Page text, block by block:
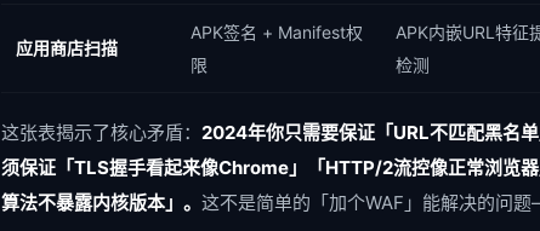
应用商店扫描
APK签名 + Manifest权
限
APK内嵌URL特征
检测
这张表揭示了核心矛盾： 2024年你只需要保证「URL不匹配黑名
须保证「TLS握手看起来像Chrome」「HTTP/2流控像正常浏览
算法不暴露内核版本」。 这不是简单的「加个WAF」能解决的问